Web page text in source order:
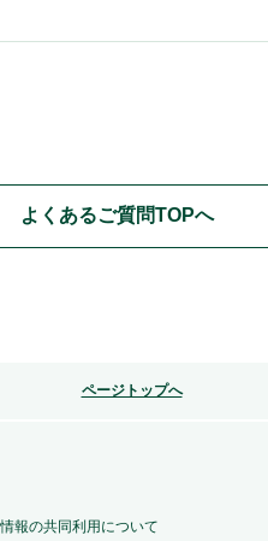
よくあるご質問TOPへ
ページトップへ
報の共同利用について